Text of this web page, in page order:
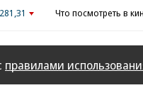
Что посмотреть в
правилами